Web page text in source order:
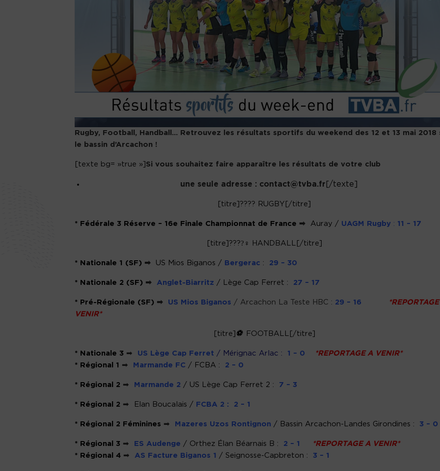
Rugby, Football, Handball… Retrouvez les résultats sportifs du weekend des 12 et 13 mai 2018
le bassin d’Arcachon !
[texte bg= »true »] Si vous souhaitez faire apparaître les résultats de votre club
une seule adresse : contact@tvba.fr [/texte]
[titre]???? RUGBY[/titre]
* Fédérale 3 Réserve – 16e Finale Championnat de France ➡ Auray / UAGM Rugby : 11 – 17
[titre]????‍♀ HANDBALL[/titre]
* Nationale 1 (SF) ➡ US Mios Biganos / Bergerac : 29 – 30
* Nationale 2 (SF) ➡ Anglet-Biarritz / Lège Cap Ferret : 27 – 17
* Pré-Régionale (SF) ➡ US Mios Biganos / Arcachon La Teste HBC : 29 – 16
VENIR*
[titre] ⚽ FOOTBALL[/titre]
* Nationale 3 ➡ US Lège Cap Ferret / Mérignac Arlac : 1 – 0
*REPORTAGE A VENIR*
* Régional 1
➡ Marmande FC / FCBA : 2 – 0
* Régional 2 ➡ Marmande 2 / US Lège Cap Ferret 2 : 7 – 3
* Régional 2 ➡ Elan Boucalais / FCBA 2 : 2 – 1
* Régional 2 Féminines ➡ Mazeres Uzos Rontignon / Bassin Arcachon-Landes Girondines : 3 – 0
* Régional 3 ➡ ES Audenge / Orthez Élan Béarnais B : 2 – 1
*REPORTAGE A VENIR*
* Régional 4 ➡ AS Facture Biganos 1 / Seignosse-Capbreton : 3 – 1